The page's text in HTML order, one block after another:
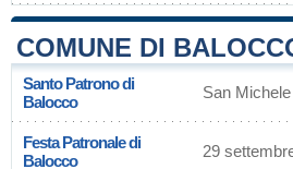
COMUNE DI
Santo Patrono di
Balocco
San
Festa Patronale di
Balocco
29